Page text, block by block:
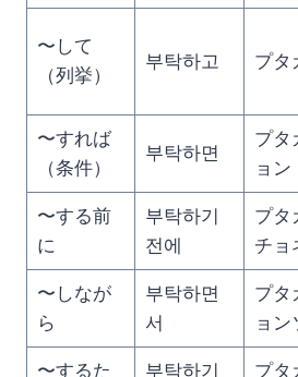
〜して
（列挙）
부탁하고 プタ
〜すれば
（条件）
부탁하면
プタ
ョン
〜する前
に
부탁하기
전에
プタ
チョ
〜しなが
ら
부탁하면
서
プタ
ョン
〜するた
부탁하기
プタ